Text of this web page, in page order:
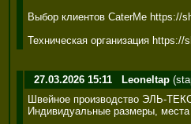
Выбор клиентов CaterMe https://
Техническая организация https://
27.03.2026 15:11 Leoneltap
Швейное производство ЭЛЬ-
Индивидуальные размеры,